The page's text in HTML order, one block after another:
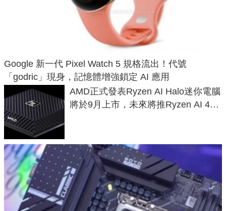
Google 新一代 Pixel Watch 5 規格流出！代號
「godric」現身，記憶體增強鎖定 AI 應用
AMD正式發表Ryzen AI Halo迷你電腦
將於9月上市，未來將推Ryzen AI 400